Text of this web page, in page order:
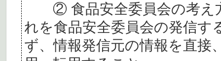
② 食品安全委員会の考え
れを食品安全委員会の発信す
ず、情報発信元の情報を直接